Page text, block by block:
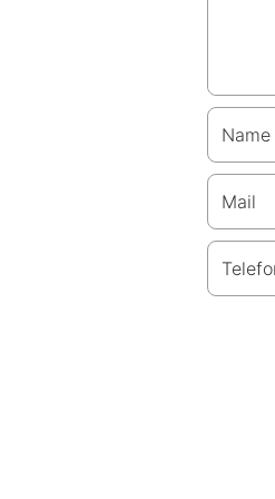
Name
Mail